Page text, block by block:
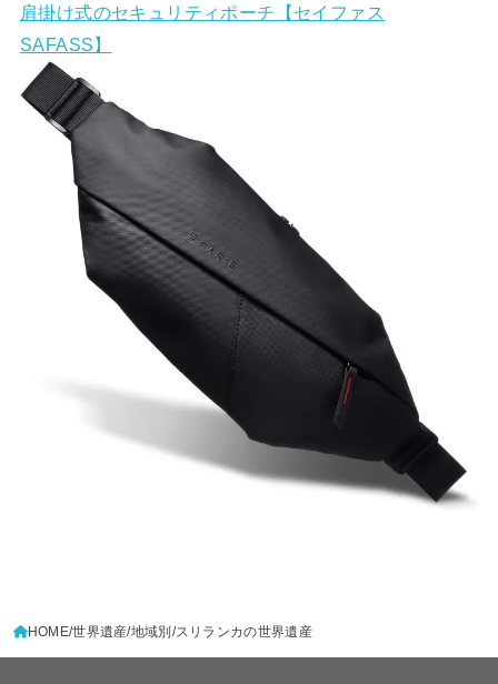
肩掛け式のセキュリティポーチ【セイファス
SAFASS】
HOME 世界遺産 地域別 スリランカの世界遺産